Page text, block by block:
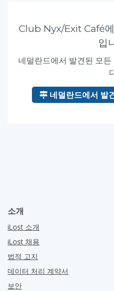
Club Nyx/Exit Café
입
네덜란드에서 발견된 모
네덜란드에서 발
소개
iLost 소개
iLost 채용
법적 고지
데이터 처리 계약서
보안